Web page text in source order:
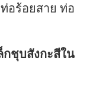
อร้อยสาย ท่อ
กชุบสังกะสีใน